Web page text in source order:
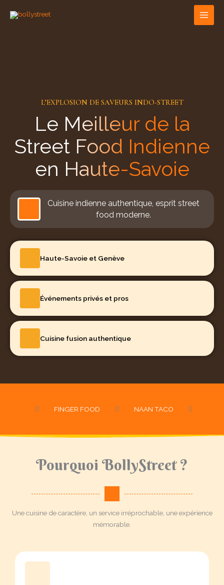
L’EXPLOSION DE SAVEURS INDO-STREET
Le Meilleur de la
Street Food Indienne
en Haute-Savoie
Cuisine indienne authentique, esprit street
food moderne.
Haute-Savoie et Genève
Événements privés et pros
Cuisine fusion authentique
FINGER FOOD NAAN TACO
Pourquoi BollyStreet ?
Une cuisine de caractère, un service irréprochable, une expérience
mémorable.